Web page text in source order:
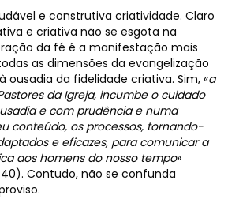
e construtiva criatividade. Claro
e criativa não se esgota na
da fé é a manifestação mais
as dimensões da evangelização
ousadia da fidelidade criativa. Sim, «a
da Igreja, incumbe o cuidado
e com prudência e numa
conteúdo, os processos, tornando-
e eficazes, para comunicar a
aos homens do nosso tempo»
Contudo, não se confunda